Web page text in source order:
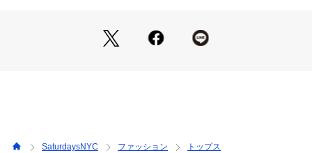
SaturdaysNYC ファッション
トップス